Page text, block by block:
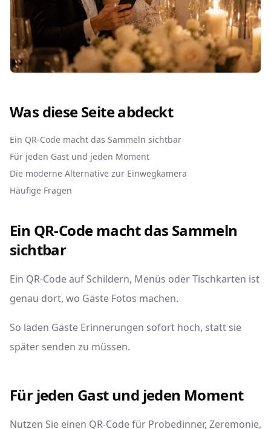
Was diese Seite abdeckt
Ein QR-Code macht das Sammeln sichtbar
Für jeden Gast und jeden Moment
Die moderne Alternative zur Einwegkamera
Häufige Fragen
Ein QR-Code macht das Sammeln
sichtbar
Ein QR-Code auf Schildern, Menüs oder Tischkarten ist
genau dort, wo Gäste Fotos machen.
So laden Gäste Erinnerungen sofort hoch, statt sie
später senden zu müssen.
Für jeden Gast und jeden Moment
Nutzen Sie einen QR-Code für Probedinner, Zeremonie,